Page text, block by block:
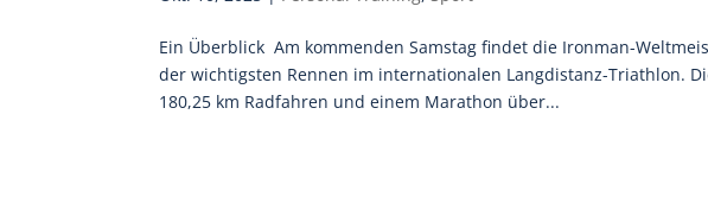
Ein Überblick Am kommenden Samstag findet die Ironman-
der wichtigsten Rennen im internationalen Langdistanz-Triathlon.
180,25 km Radfahren und einem Marathon über...